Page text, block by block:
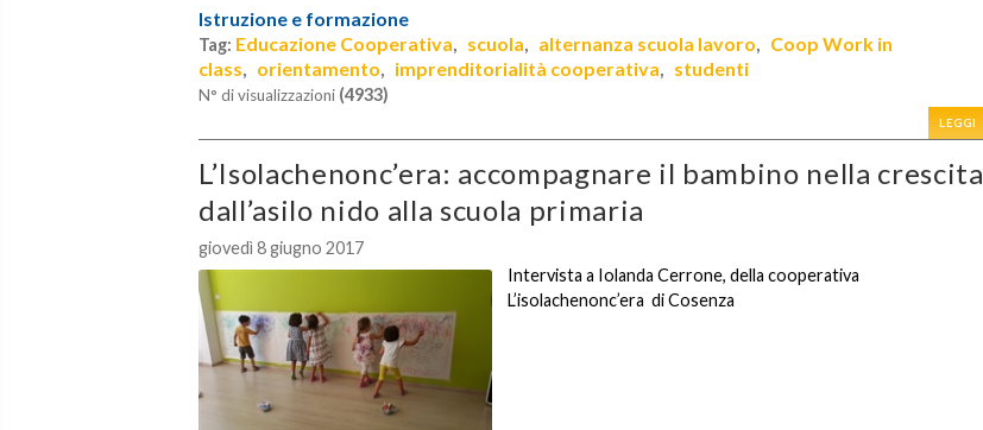
Istruzione e formazione
Tag: Educazione Cooperativa, scuola, alternanza scuola lavoro, Coop Work in
class, orientamento, imprenditorialità cooperativa, studenti
N° di visualizzazioni (4933)
LEGGI
L’Isolachenonc’era: accompagnare il bambino nella crescita
dall’asilo nido alla scuola primaria
giovedì 8 giugno 2017
Intervista a Iolanda Cerrone, della cooperativa
L’isolachenonc’era di Cosenza